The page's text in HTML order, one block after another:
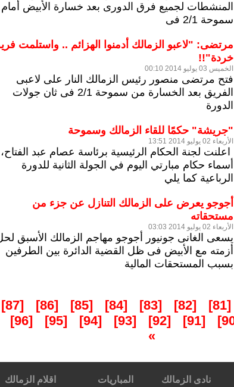
المنشطات لجميع فرق الدورى بعد خسارة الأبيض أمام
سموحة 2/1 فى
مرتضى: "لاعبو الزمالك أدمنوا الهزائم .. واستلمت
خردة"!!
الخميس 03 يوليو 2014 00:10
فتح مرتضى منصور رئيس الزمالك النار على لاعبى
الفريق بعد الخسارة من سموحة 2/1 فى ثان جولات
الدورة
"جريشة" حكمًا للقاء الزمالك وسموحة
الأربعاء 02 يوليو 2014 13:51
اعلنت لجنة الحكام الرئيسية برئاسة عصام عبد الفتاح،
أسماء حكام مبارتي اليوم في الجولة الثانية للدورة
الرباعية كما يلي
أجوجو يعرض على الزمالك التنازل عن جزء من
مستحقاته
الأربعاء 02 يوليو 2014 03:03
يسعى الغانى جونيور أجوجو مهاجم الزمالك الأسبق
أزمته مع الأبيض فى ظل القضية الدائرة بين الطرفين
بسبب المستحقات المالية
[81]
[82]
[83]
[84]
[85]
[86]
[87]
[91]
[92]
[93]
[94]
[95]
[96]
»
نادى الزمالك المباريات اقلام الزمالك